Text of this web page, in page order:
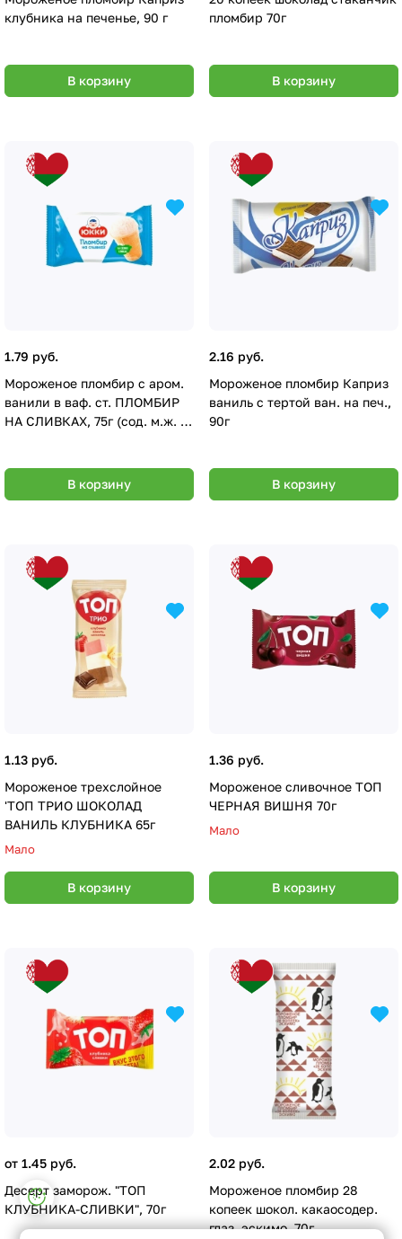
клубника на печенье, 90 г
В корзину
пломбир 70г
В корзину
1.79 руб.
Мороженое пломбир с аром.
ванили в ваф. ст. ПЛОМБИР
НА СЛИВКАХ, 75г (сод. м.ж. 7
В корзину
2.16 руб.
Мороженое пломбир Каприз
ваниль с тертой ван. на печ.,
90г
В корзину
1.13 руб.
Мороженое трехслойное
'ТОП ТРИО ШОКОЛАД
ВАНИЛЬ КЛУБНИКА 65г
Мало
В корзину
1.36 руб.
Мороженое сливочное ТОП
ЧЕРНАЯ ВИШНЯ 70г
Мало
В корзину
от 1.45 руб.
Десерт заморож. "ТОП
КЛУБНИКА-СЛИВКИ", 70г
2.02 руб.
Мороженое пломбир 28
копеек шокол. какаосодер.
глаз. эскимо, 70г
Настройки файлов cookie
Функциональные